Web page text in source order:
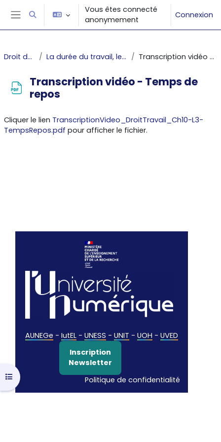
Passer au contenu principal
Panneau latéral
Activer/désactiver la saisie de recherche
Vous êtes connecté
anonymement
Connexion
Ouvrir l’index du cours
Droit du travail La durée du travail, les repos et congés Transcription vidéo - Temps de repos
Transcription vidéo - Temps de
repos
Cliquer le lien TranscriptionVideo_DroitTravail_Ch10-L3-
TempsRepos.pdf pour afficher le fichier.
AUNEGe - IutEL - UNESS - UNIT - UOH - UVED
Inscription
Newsletter
Politique de confidentialité